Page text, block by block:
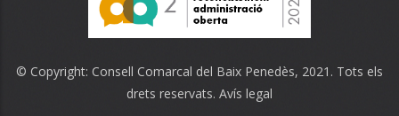
© Copyright: Consell Comarcal del Baix Penedès, 2021. Tots els
drets reservats. Avís legal